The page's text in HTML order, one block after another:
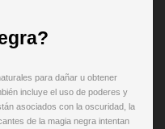
para dañar u obtener
incluye el uso de poderes y
asociados con la oscuridad, la
de la magia negra intentan